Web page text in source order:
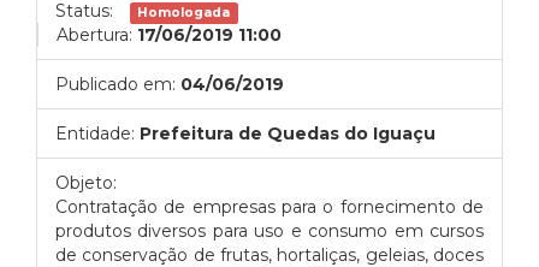
Status: Homologada
Abertura: 17/06/2019 11:00
Publicado em: 04/06/2019
Entidade: Prefeitura de Quedas do Iguaçu
Objeto:
Contratação de empresas para o fornecimento de
produtos diversos para uso e consumo em cursos
de conservação de frutas, hortaliças, geleias, doces